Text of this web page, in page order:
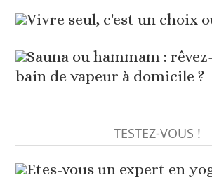
Vivre seul, c'est un choix
Sauna ou hammam :
bain de vapeur à domicile ?
TESTEZ-VOUS !
Etes-vous un expert en